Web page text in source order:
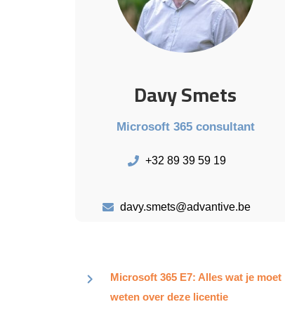
Davy Smets
Microsoft 365 consultant
+32 89 39 59 19
davy.smets@advantive.be
Microsoft 365 E7: Alles wat je moet
weten over deze licentie